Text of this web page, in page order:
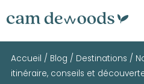
Accueil / Blog / Destinations /
itinéraire, conseils et